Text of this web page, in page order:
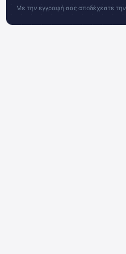
Με την εγγραφή σας αποδέχεστε την